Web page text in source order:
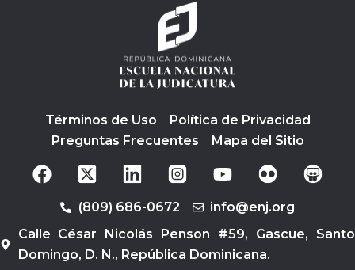
Términos de Uso
Política de Privacidad
Preguntas Frecuentes
Mapa del Sitio
F
a
b
o
o
u
t
u
b
(809) 686-0672
info@enj.org
Calle César Nicolás Penson #59, Gascue, Santo
Domingo, D. N., República Dominicana.